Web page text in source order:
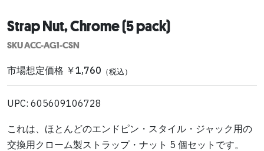
Strap Nut, Chrome (5 pack)
SKU ACC-AG1-CSN
市場想定価格 ￥1,760 （税込）
UPC: 605609106728
これは、ほとんどのエンドピン・スタイル・ジャック用の
交換用クローム製ストラップ・ナット 5 個セットです。